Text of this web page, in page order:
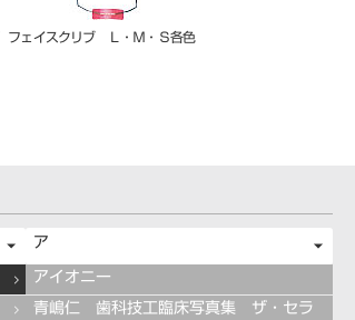
フェイスクリブ Ｌ・Ｍ・Ｓ各色
ア
アイオニー
青嶋仁 歯科技工臨床写真集 ザ・セラ